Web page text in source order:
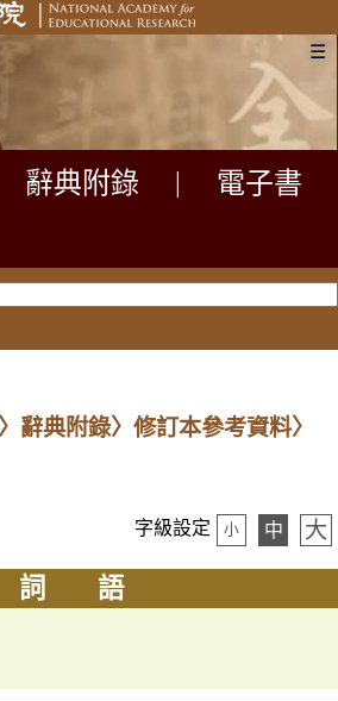
☰
辭典附錄
電子書
辭典附錄〉修訂本參考資料〉
字級設定 小 中 大
詞 語